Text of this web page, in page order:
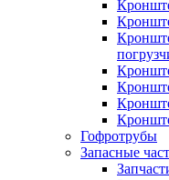
Гофротрубы
Запасные